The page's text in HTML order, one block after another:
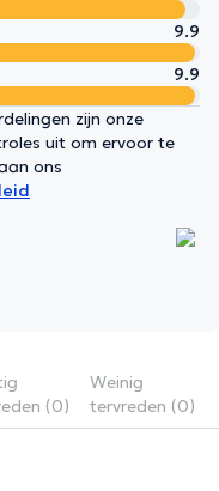
9.9
9.9
zijn onze
uit om ervoor te
ons
(0)
Weinig
tervreden (0)